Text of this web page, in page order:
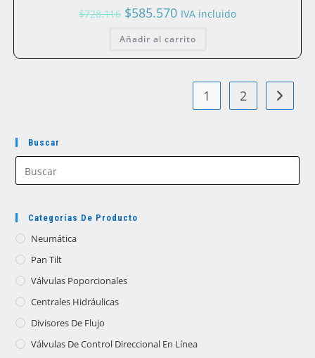
$728.116 El
precio
era:
$585.570El
precio
es:
IVA incluido
Añadir al carrito
1 2
Buscar
Categorías De Producto
Neumática
Pan Tilt
Válvulas Poporcionales
Centrales Hidráulicas
Divisores De Flujo
Válvulas De Control Direccional En Línea